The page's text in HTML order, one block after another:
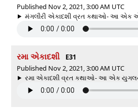
Published Nov 2, 2021, 3:00 AM UTC
મંગલૌરી એકાદશી વ્રત કથાઓ- આ એક
રમા એકાદશી
E31
Published Nov 2, 2021, 3:00 AM UTC
રમા એકાદશી વ્રત કથાઓ- આ એક